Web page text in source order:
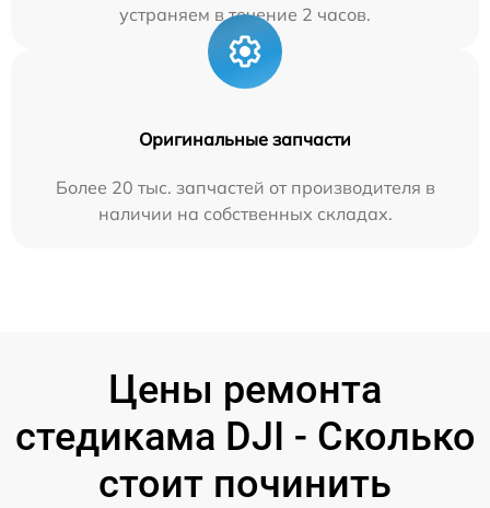
устраняем в течение 2 часов.
Оригинальные запчасти
Более 20 тыс. запчастей от производителя в
наличии на собственных складах.
Цены ремонта
стедикама DJI - Сколько
стоит починить